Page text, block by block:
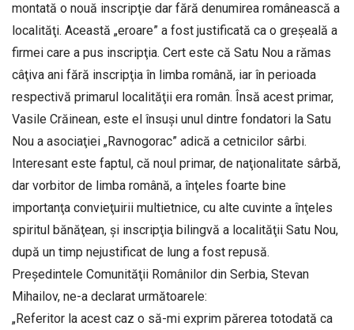
montată o nouă inscripţie dar fără denumirea românească a
localităţi. Această „eroare” a fost justificată ca o greşeală a
firmei care a pus inscripţia. Cert este că Satu Nou a rămas
câţiva ani fără inscripţia în limba română, iar în perioada
respectivă primarul localităţii era român. Însă acest primar,
Vasile Crăinean, este el însuşi unul dintre fondatori la Satu
Nou a asociaţiei „Ravnogorac” adică a cetnicilor sârbi.
Interesant este faptul, că noul primar, de naţionalitate sârbă,
dar vorbitor de limba română, a înţeles foarte bine
importanţa convieţuirii multietnice, cu alte cuvinte a înţeles
spiritul bănăţean, şi inscripţia bilingvă a localităţii Satu Nou,
după un timp nejustificat de lung a fost repusă.
Preşedintele Comunităţii Românilor din Serbia, Stevan
Mihailov, ne-a declarat următoarele:
„Referitor la acest caz o să-mi exprim părerea totodată ca